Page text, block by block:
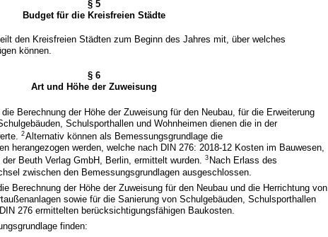
§ 5
Budget für die Kreisfreien Städte
den Kreisfreien Städten zum Beginn des Jahres mit, über welches
können.
§ 6
Art und Höhe der Zuweisung
Berechnung der Höhe der Zuweisung für den Neubau, für die Erweiterung
Schulsporthallen und Wohnheimen dienen die in der
2Alternativ können als Bemessungsgrundlage die
herangezogen werden, welche nach DIN 276: 2018-12 Kosten im Bauwesen,
Beuth Verlag GmbH, Berlin, ermittelt wurden.3 Nach Erlass des
zwischen den Bemessungsgrundlagen ausgeschlossen.
Berechnung der Höhe der Zuweisung für den Neubau und die Herrichtung von
sowie für die Sanierung von Schulgebäuden, Schulsporthallen
276 ermittelten berücksichtigungsfähigen Baukosten.
finden: